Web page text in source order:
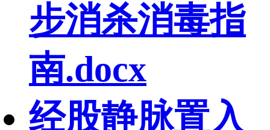
步消杀消毒指
南.docx
经股静脉置入